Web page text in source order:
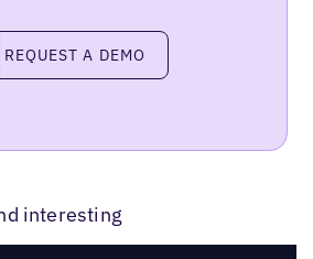
a demo
REQUEST A DEMO
interesting